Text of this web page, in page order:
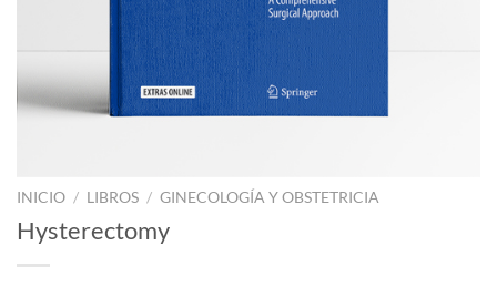
INICIO / LIBROS / GINECOLOGÍA Y OBSTETRICIA
Hysterectomy